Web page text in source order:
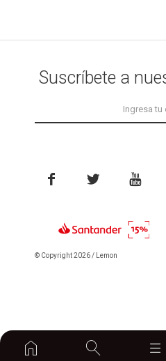
home 
Suscríbete a
  
© Copyright 2026 / Lemon